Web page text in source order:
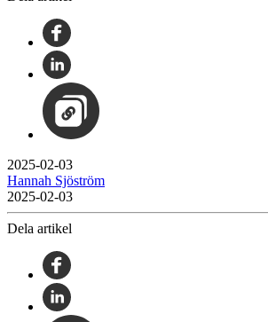
2025-02-03
Hannah Sjöström
2025-02-03
Dela artikel